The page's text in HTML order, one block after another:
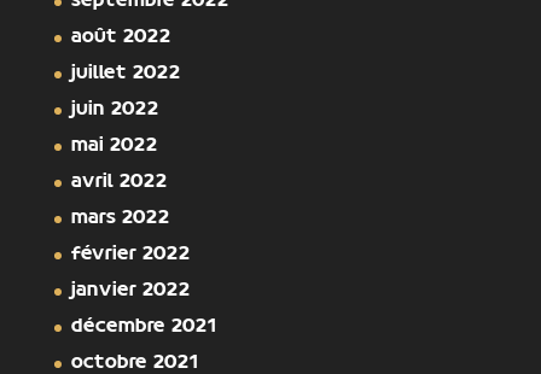
août 2022
juillet 2022
juin 2022
mai 2022
avril 2022
mars 2022
février 2022
janvier 2022
décembre 2021
octobre 2021